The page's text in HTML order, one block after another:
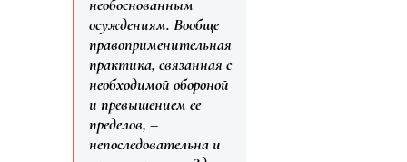
необоснованным
осуждениям. Вообще
правоприменительная
практика, связанная с
необходимой обороной
и превышением ее
пределов, –
непоследовательна и